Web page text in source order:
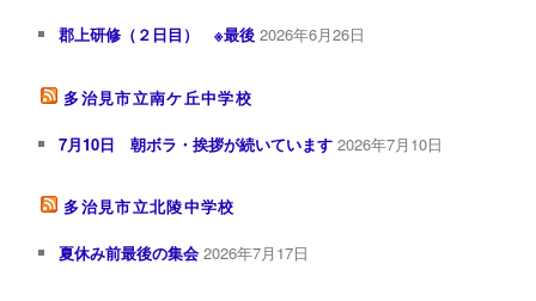
郡上研修（２日目） ※最後 2026年6月26日
多治見市立南ケ丘中学校
7月10日 朝ボラ・挨拶が続いています 2026年7月10日
多治見市立北陵中学校
夏休み前最後の集会 2026年7月17日